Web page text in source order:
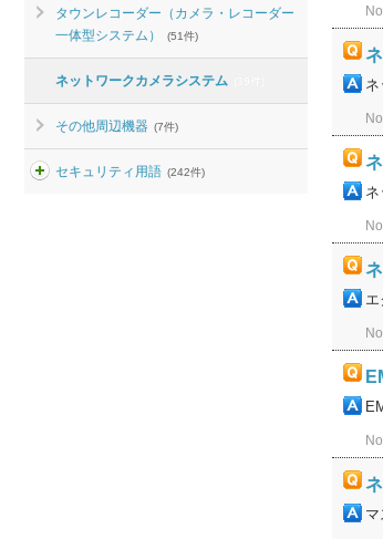
タウンレコーダー（カメラ・レコーダー
一体型システム）
(51件)
ネットワークカメラシステム
その他周辺機器 (7件)
セキュリティ用語 (242件)